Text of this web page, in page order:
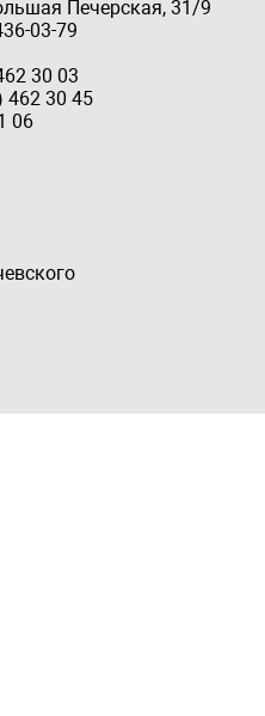
Печерская, 31/9
03-79
30 03
462 30 45
06